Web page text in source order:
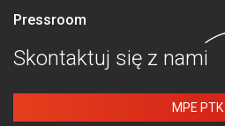
Pressroom
Skontaktuj się z nami
MPE PTK